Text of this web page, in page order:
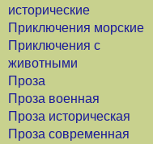
исторические
Приключения морские
Приключения с
животными
Проза
Проза военная
Проза историческая
Проза современная